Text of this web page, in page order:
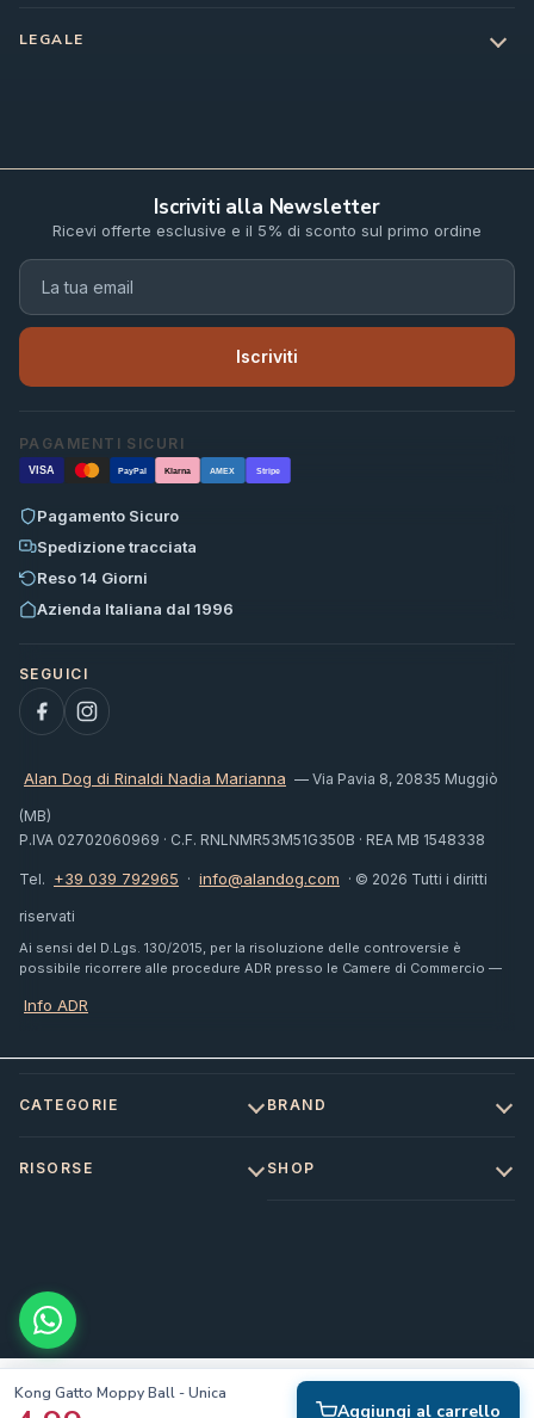
LEGALE
Iscriviti alla Newsletter
Ricevi offerte esclusive e il 5% di sconto sul primo ordine
Iscriviti
PAGAMENTI SICURI
VISA PayPal Klarna AMEX Stripe
Pagamento Sicuro
Spedizione tracciata
Reso 14 Giorni
Azienda Italiana dal 1996
Alan Dog di Rinaldi Nadia Marianna — Via Pavia 8, 20835 Muggiò
(MB)
P.IVA 02702060969 · C.F. RNLNMR53M51G350B · REA MB 1548338
Tel. +39 039 792965 · info@alandog.com · © 2026 Tutti i diritti
riservati
Ai sensi del D.Lgs. 130/2015, per la risoluzione delle controversie è
possibile ricorrere alle procedure ADR presso le Camere di Commercio —
Info ADR
CATEGORIE BRAND
RISORSE SHOP
Kong Gatto Moppy Ball - Unica
Aggiungi al carrello